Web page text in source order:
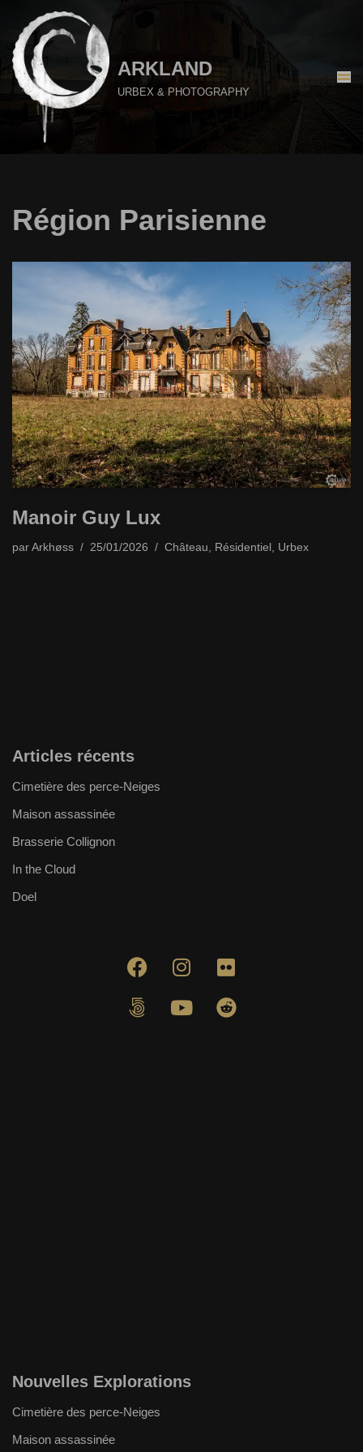
Aller
au
contenu
ARKLAND
URBEX & PHOTOGRAPHY
Région Parisienne
Manoir Guy Lux
par Arkhøss 25/01/2026 Château Résidentiel Urbex
Articles récents
Cimetière des perce-Neiges
Maison assassinée
Brasserie Collignon
In the Cloud
Doel
Nouvelles Explorations
Cimetière des perce-Neiges
Maison assassinée